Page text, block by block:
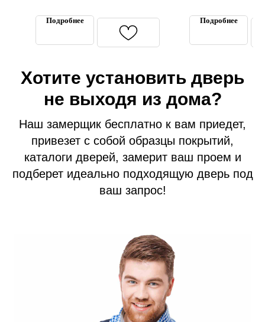
Подробнее Подробнее
Хотите установить дверь
не выходя из дома?
Наш замерщик бесплатно к вам приедет,
привезет с собой образцы покрытий,
каталоги дверей, замерит ваш проем и
подберет идеально подходящую дверь под
ваш запрос!
Наши работы
Тамбурные двери
Подъездные двери
Перегородки на этаж
Термодвери в дом
Межкомнатные двери
Входные двери